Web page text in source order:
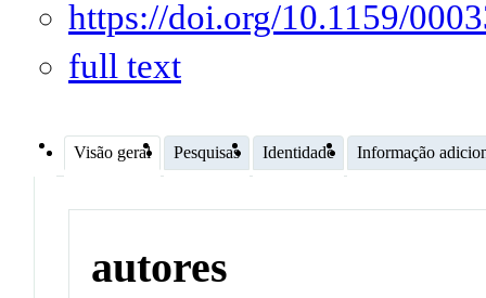
https://doi.org/10.1159/
full text
Visão geral Pesquisas Identidade Informação
autores